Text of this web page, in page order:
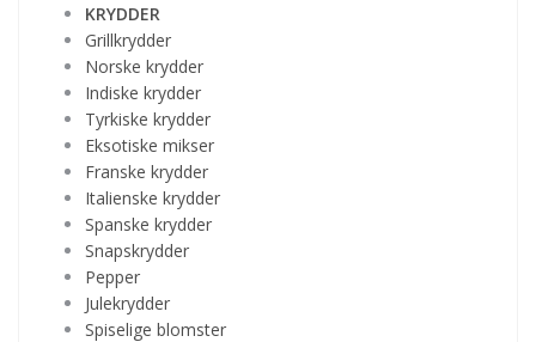
KRYDDER
Grillkrydder
Norske krydder
Indiske krydder
Tyrkiske krydder
Eksotiske mikser
Franske krydder
Italienske krydder
Spanske krydder
Snapskrydder
Pepper
Julekrydder
Spiselige blomster